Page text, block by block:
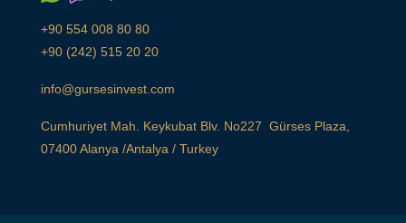
+90 554 008 80 80
+90 (242) 515 20 20
info@gursesinvest.com
Cumhuriyet Mah. Keykubat Blv. No227 Gürses Plaza,
07400 Alanya /Antalya / Turkey